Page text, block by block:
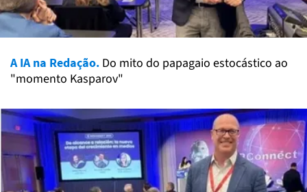
A IA na Redação. Do mito do papagaio estocástico ao
"momento Kasparov"